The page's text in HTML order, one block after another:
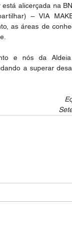
alicerçada na
– VIA
as áreas de
a superar